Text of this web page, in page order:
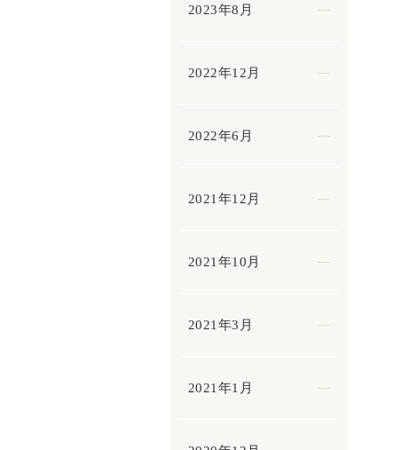
2023年8月
2022年12月
2022年6月
2021年12月
2021年10月
2021年3月
2021年1月